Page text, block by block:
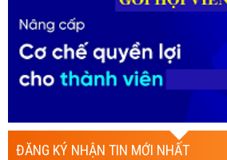
ĐĂNG KÝ NHẬN TIN MỚI NHẤT